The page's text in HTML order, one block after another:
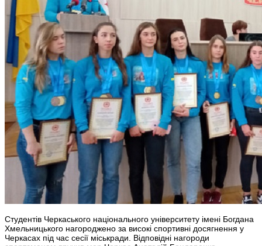
Студентів Черкаського національного університету імені Богдана
Хмельницького нагороджено за високі спортивні досягнення у
Черкасах під час сесії міськради. Відповідні нагороди